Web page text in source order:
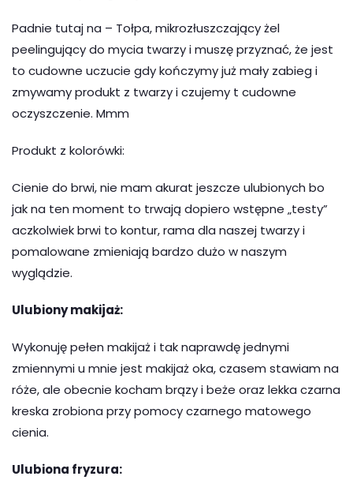
Padnie tutaj na – Tołpa, mikrozłuszczający żel
peelingujący do mycia twarzy i muszę przyznać, że jest
to cudowne uczucie gdy kończymy już mały zabieg i
zmywamy produkt z twarzy i czujemy t cudowne
oczyszczenie. Mmm
Produkt z kolorówki:
Cienie do brwi, nie mam akurat jeszcze ulubionych bo
jak na ten moment to trwają dopiero wstępne „testy”
aczkolwiek brwi to kontur, rama dla naszej twarzy i
pomalowane zmieniają bardzo dużo w naszym
wyglądzie.
Ulubiony makijaż:
Wykonuję pełen makijaż i tak naprawdę jednymi
zmiennymi u mnie jest makijaż oka, czasem stawiam na
róże, ale obecnie kocham brązy i beże oraz lekka czarna
kreska zrobiona przy pomocy czarnego matowego
cienia.
Ulubiona fryzura: